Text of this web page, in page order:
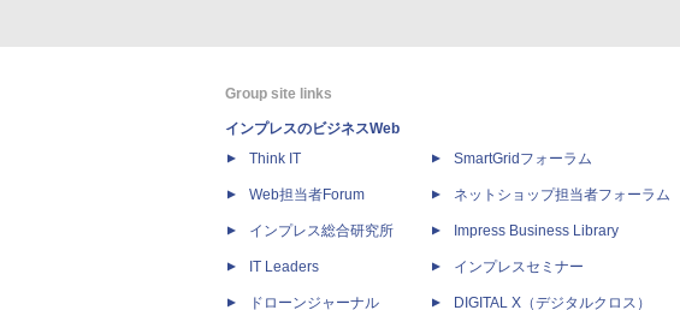
Group site links
インプレスのビジネスWeb
Think IT
Web担当者Forum
インプレス総合研究所
IT Leaders
ドローンジャーナル
SmartGridフォーラム
ネットショップ担当者フォーラム
Impress Business Library
インプレスセミナー
DIGITAL X（デジタルクロス）